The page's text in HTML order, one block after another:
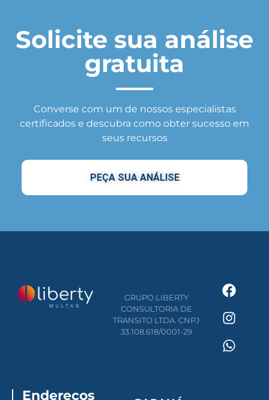
Solicite sua análise
gratuita
Converse com um de nossos especialistas
certificados e descubra como obter sucesso em
seus recursos
PEÇA SUA ANÁLISE
GRUPO LIBERTY
CONSULTORIA DE
TRANSITO LTDA. CNPJ
33.108.618/0001-29
Endereços